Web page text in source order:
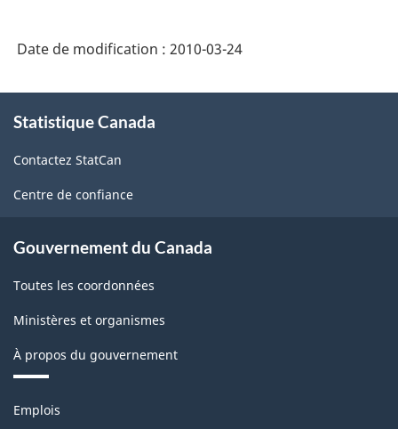
Date de modification : 2010-03-24
propos
ce
site
Statistique Canada
Contactez StatCan
Centre de confiance
Gouvernement du Canada
Toutes les coordonnées
Ministères et organismes
À propos du gouvernement
Thèmes
Emplois